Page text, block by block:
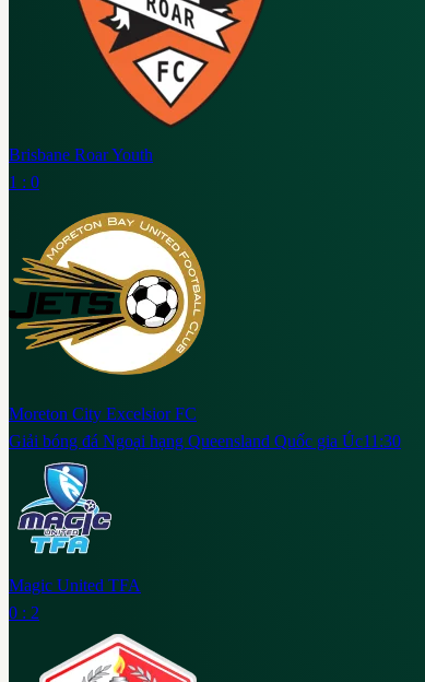
Brisbane Roar Youth
1 : 0
Moreton City Excelsior FC
Giải bóng đá Ngoại hạng Queensland Quốc gia Úc11:30
Magic United TFA
0 : 2